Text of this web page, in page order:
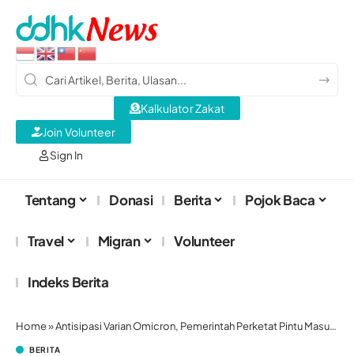
Sign In
Kalkulator Zakat
Join Volunteer
Tentang Donasi Berita Pojok Baca
Travel Migran Volunteer
Indeks Berita
Home»Antisipasi Varian Omicron, Pemerintah Perketat Pintu Masuk Negara
BERITA